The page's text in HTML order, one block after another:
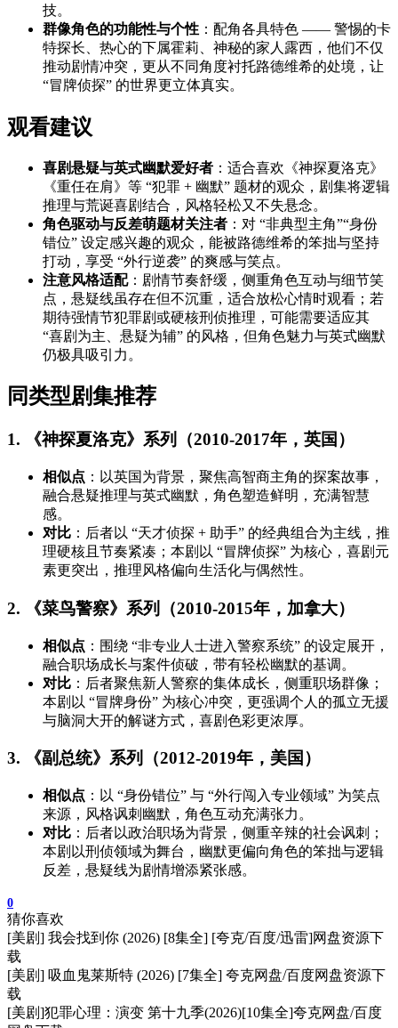
技。
群像角色的功能性与个性 ：配角各具特色 —— 警惕的卡
特探长、热心的下属霍莉、神秘的家人露西，他们不仅
推动剧情冲突，更从不同角度衬托路德维希的处境，让
“冒牌侦探” 的世界更立体真实。
观看建议
喜剧悬疑与英式幽默爱好者 ：适合喜欢《神探夏洛克》
《重任在肩》等 “犯罪 + 幽默” 题材的观众，剧集将逻辑
推理与荒诞喜剧结合，风格轻松又不失悬念。
角色驱动与反差萌题材关注者 ：对 “非典型主角”“身份
错位” 设定感兴趣的观众，能被路德维希的笨拙与坚持
打动，享受 “外行逆袭” 的爽感与笑点。
注意风格适配：剧情节奏舒缓，侧重角色互动与细节笑
点，悬疑线虽存在但不沉重，适合放松心情时观看；若
期待强情节犯罪剧或硬核刑侦推理，可能需要适应其
“喜剧为主、悬疑为辅” 的风格，但角色魅力与英式幽默
仍极具吸引力。
同类型剧集推荐
1. 《神探夏洛克》系列（2010-2017年，英国）
相似点 ：以英国为背景，聚焦高智商主角的探案故事，
融合悬疑推理与英式幽默，角色塑造鲜明，充满智慧
感。
对比 ：后者以 “天才侦探 + 助手” 的经典组合为主线，推
理硬核且节奏紧凑；本剧以 “冒牌侦探” 为核心，喜剧元
素更突出，推理风格偏向生活化与偶然性。
2. 《菜鸟警察》系列（2010-2015年，加拿大）
相似点 ：围绕 “非专业人士进入警察系统” 的设定展开，
融合职场成长与案件侦破，带有轻松幽默的基调。
对比 ：后者聚焦新人警察的集体成长，侧重职场群像；
本剧以 “冒牌身份” 为核心冲突，更强调个人的孤立无援
与脑洞大开的解谜方式，喜剧色彩更浓厚。
3. 《副总统》系列（2012-2019年，美国）
相似点 ：以 “身份错位” 与 “外行闯入专业领域” 为笑点
来源，风格讽刺幽默，角色互动充满张力。
对比 ：后者以政治职场为背景，侧重辛辣的社会讽刺；
本剧以刑侦领域为舞台，幽默更偏向角色的笨拙与逻辑
反差，悬疑线为剧情增添紧张感。
0
猜你喜欢
[美剧] 我会找到你 (2026) [8集全] [夸克/百度/迅雷]网盘资源下
载
[美剧] 吸血鬼莱斯特 (2026) [7集全] 夸克网盘/百度网盘资源下
载
[美剧]犯罪心理：演变 第十九季(2026)[10集全]夸克网盘/百度